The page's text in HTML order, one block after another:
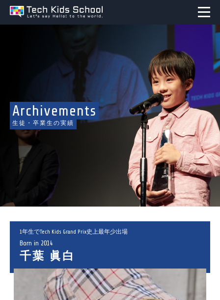
Archivements
生徒・卒業生の実績
1年生でTech Kids Grand Prix史上最年少出場
Born in 2014
千葉 眞白